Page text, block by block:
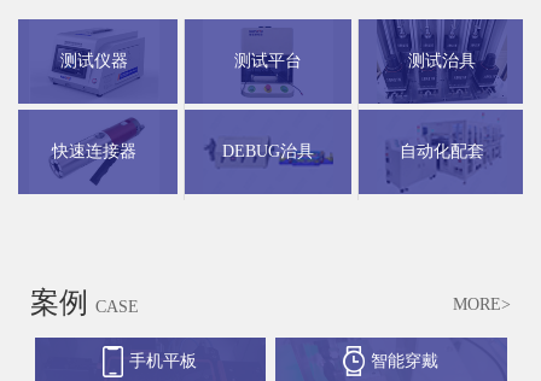
测试仪器 测试平台 测试治具
快速连接器 DEBUG治具 自动化配套
案例 CASE MORE>
手机平板 智能穿戴